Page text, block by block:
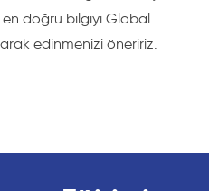
en doğru bilgiyi Global
edinmenizi öneririz.